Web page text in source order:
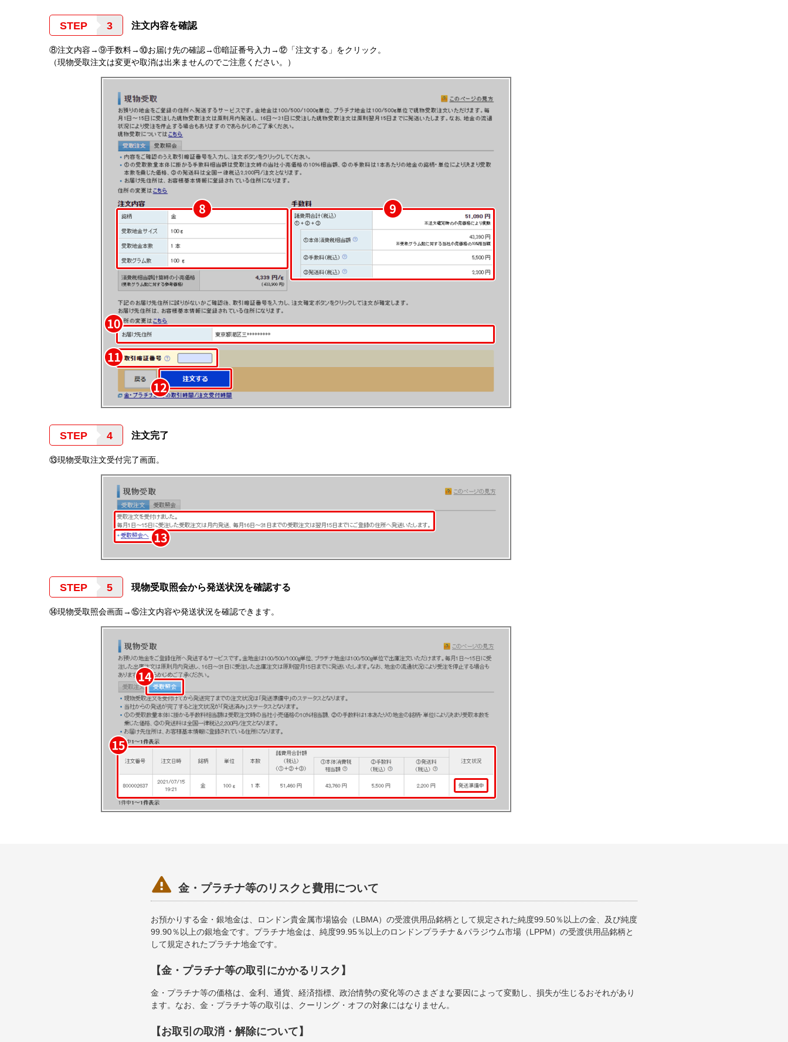
STEP 注文内容を確認
⑧注文内容→⑨手数料→⑩お届け先の確認→⑪暗証番号入力→⑫「注文する」をクリック。
（現物受取注文は変更や取消は出来ませんのでご注意ください。）
STEP 注文完了
⑬現物受取注文受付完了画面。
STEP 現物受取照会から発送状況を確認する
⑭現物受取照会画面→⑮注文内容や発送状況を確認できます。
 金・プラチナ等のリスクと費用について
お預かりする金・銀地金は、ロンドン貴金属市場協会（LBMA）の受渡供用品銘柄として規定された純度99.50％以上の金、及び純度
99.90％以上の銀地金です。プラチナ地金は、純度99.95％以上のロンドンプラチナ＆パラジウム市場（LPPM）の受渡供用品銘柄と
して規定されたプラチナ地金です。
【金・プラチナ等の取引にかかるリスク】
金・プラチナ等の価格は、金利、通貨、経済指標、政治情勢の変化等のさまざまな要因によって変動し、損失が生じるおそれがあり
ます。なお、金・プラチナ等の取引は、クーリング・オフの対象にはなりません。
【お取引の取消・解除について】